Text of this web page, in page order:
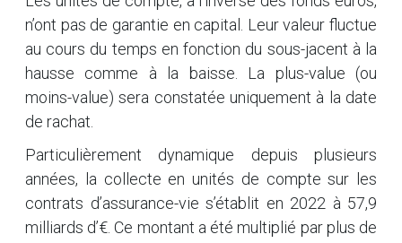
n’ont pas de garantie en capital. Leur valeur fluctue
au cours du temps en fonction du sous-jacent à la
hausse comme à la baisse. La plus-value (ou
moins-value) sera constatée uniquement à la date
de rachat.
Particulièrement dynamique depuis plusieurs
années, la collecte en unités de compte sur les
contrats d’assurance-vie s’établit en 2022 à 57,9
milliards d’€. Ce montant a été multiplié par plus de